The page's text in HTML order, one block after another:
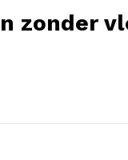
zonder